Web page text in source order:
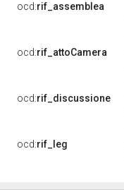
ocd:rif_assemblea
ocd:rif_attoCamera
ocd:rif_discussione
ocd:rif_leg